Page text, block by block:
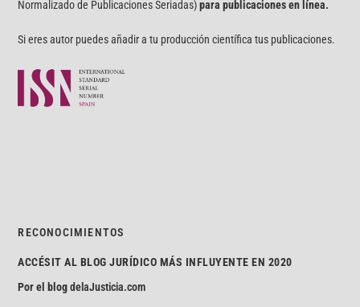
Normalizado de Publicaciones Seriadas)para publicaciones en línea.
Si eres autor puedes añadir a tu producción científica tus publicaciones.
RECONOCIMIENTOS
ACCÉSIT AL BLOG JURÍDICO MÁS INFLUYENTE EN 2020
Por el blogdelaJusticia.com